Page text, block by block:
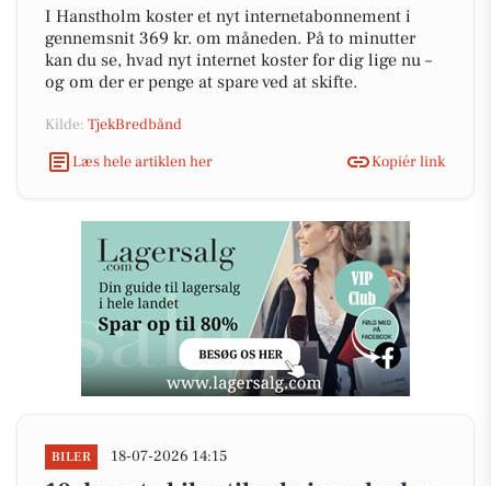
I Hanstholm koster et nyt internetabonnement i
gennemsnit 369 kr. om måneden. På to minutter
kan du se, hvad nyt internet koster for dig lige nu –
og om der er penge at spare ved at skifte.
Kilde: TjekBredbånd
Læs hele artiklen her
Kopiér link
BILER 18-07-2026 14:15